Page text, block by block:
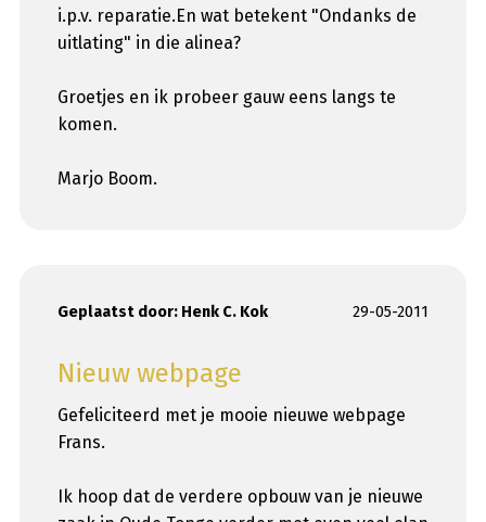
i.p.v. reparatie.En wat betekent "Ondanks de
uitlating" in die alinea?
Groetjes en ik probeer gauw eens langs te
komen.
Marjo Boom.
29-05-2011
Geplaatst door: Henk C. Kok
Nieuw webpage
Gefeliciteerd met je mooie nieuwe webpage
Frans.
Ik hoop dat de verdere opbouw van je nieuwe